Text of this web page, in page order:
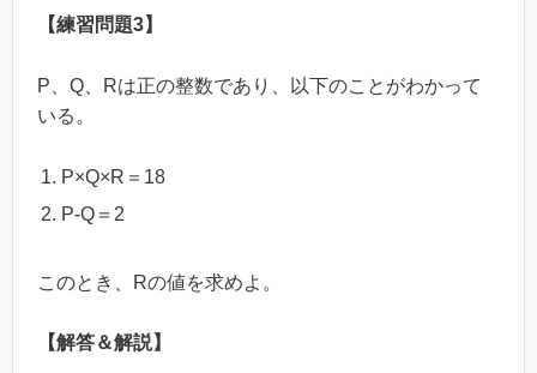
【練習問題3】
P、Q、Rは正の整数であり、以下のことがわかって
いる。
P×Q×R＝18
P-Q＝2
このとき、Rの値を求めよ。
【解答＆解説】